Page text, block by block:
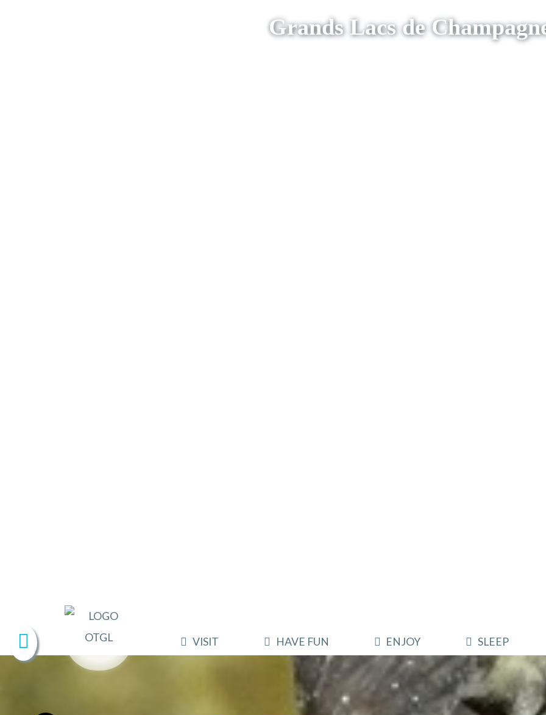
Grands Lacs de
VISIT HAVE FUN ENJOY SLEEP